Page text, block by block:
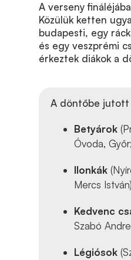
A verseny
Közülük ketten
budapesti, egy
és egy veszprémi
érkeztek diákok a
A döntőbe jutott
Betyárok
Óvoda,
Ilonkák
Mercs István)
Kedvenc
Szabó
Légiósok